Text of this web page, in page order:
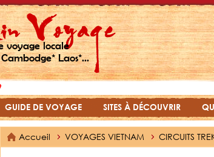
voyage locale
Laos*...
GUIDE DE VOYAGE SITES À DÉCOUVRIR
Accueil VOYAGES VIETNAM CIRCUITS